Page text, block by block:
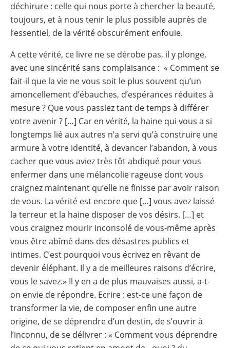
déchirure : celle qui nous porte à chercher la beauté,
toujours, et à nous tenir le plus possible auprès de
l’essentiel, de la vérité obscurément enfouie.
A cette vérité, ce livre ne se dérobe pas, il y plonge,
avec une sincérité sans complaisance : « Comment se
fait-il que la vie ne vous soit le plus souvent qu’un
amoncellement d’ébauches, d’espérances réduites à
mesure ? Que vous passiez tant de temps à différer
votre avenir ? […] Car en vérité, la haine qui vous a si
longtemps lié aux autres n’a servi qu’à construire une
armure à votre identité, à devancer l’abandon, à vous
cacher que vous aviez très tôt abdiqué pour vous
enfermer dans une mélancolie rageuse dont vous
craignez maintenant qu’elle ne finisse par avoir raison
de vous. La vérité est encore que […] vous avez laissé
la terreur et la haine disposer de vos désirs. […] et
vous craignez mourir inconsolé de vous-même après
vous être abîmé dans des désastres publics et
intimes. C’est pourquoi vous écrivez en rêvant de
devenir éléphant. Il y a de meilleures raisons d’écrire,
vous le savez.» Il y en a de plus mauvaises aussi, a-t-
on envie de répondre. Ecrire : est-ce une façon de
transformer la vie, de composer enfin une autre
origine, de se déprendre d’un destin, de s’ouvrir à
l’inconnu, de se délivrer : « Comment vous déprendre